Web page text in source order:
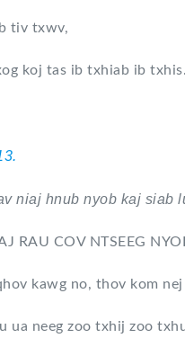
tiv txwv,
koj tas ib txhiab ib txhis.
niaj hnub nyob kaj siab
RAU COV NTSEEG
kawg no, thov kom nej
ua neeg zoo txhij zoo